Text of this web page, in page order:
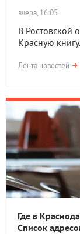
вчера, 16:05
В Ростовской
Красную
Лента новостей
Где в
Список